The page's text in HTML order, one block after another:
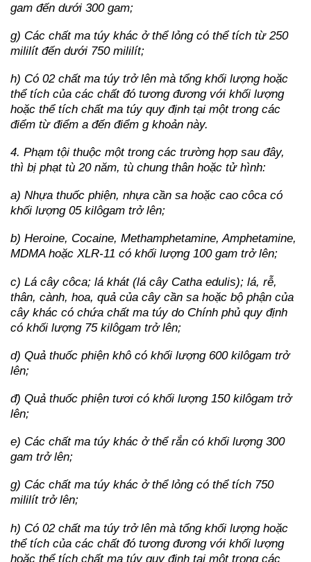
gam đến dưới 300 gam;
g) Các chất ma túy khác ở thể lỏng có thể tích từ 250
mililít đến dưới 750 mililít;
h) Có 02 chất ma túy trở lên mà tổng khối lượng hoặc
thể tích của các chất đó tương đương với khối lượng
hoặc thể tích chất ma túy quy định tại một trong các
điểm từ điểm a đến điểm g khoản này.
4. Phạm tội thuộc một trong các trường hợp sau đây,
thì bị phạt tù 20 năm, tù chung thân hoặc tử hình:
a) Nhựa thuốc phiện, nhựa cần sa hoặc cao côca có
khối lượng 05 kilôgam trở lên;
b) Heroine, Cocaine, Methamphetamine, Amphetamine,
MDMA hoặc XLR-11 có khối lượng 100 gam trở lên;
c) Lá cây côca; lá khát (lá cây Catha edulis); lá, rễ,
thân, cành, hoa, quả của cây cần sa hoặc bộ phận của
cây khác có chứa chất ma túy do Chính phủ quy định
có khối lượng 75 kilôgam trở lên;
d) Quả thuốc phiện khô có khối lượng 600 kilôgam trở
lên;
đ) Quả thuốc phiện tươi có khối lượng 150 kilôgam trở
lên;
e) Các chất ma túy khác ở thể rắn có khối lượng 300
gam trở lên;
g) Các chất ma túy khác ở thể lỏng có thể tích 750
mililít trở lên;
h) Có 02 chất ma túy trở lên mà tổng khối lượng hoặc
thể tích của các chất đó tương đương với khối lượng
hoặc thể tích chất ma túy quy định tại một trong các